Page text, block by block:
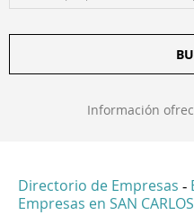
Información
Directorio de Empresas -
Empresas en SAN CARLOS